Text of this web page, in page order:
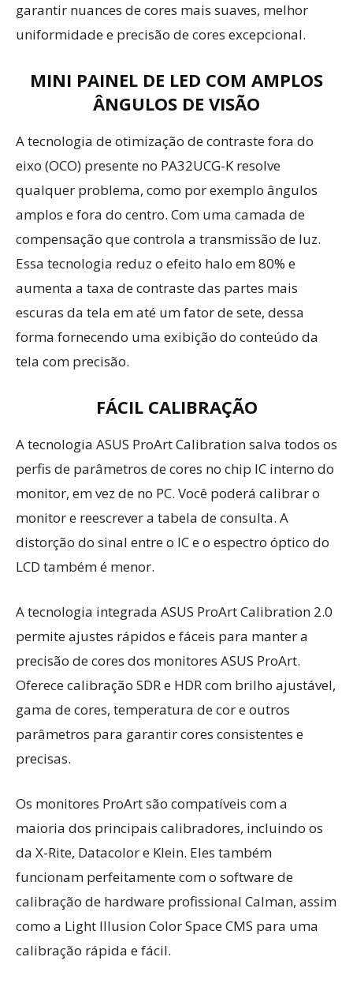
garantir nuances de cores mais suaves, melhor
uniformidade e precisão de cores excepcional.
MINI PAINEL DE LED COM AMPLOS
ÂNGULOS DE VISÃO
A tecnologia de otimização de contraste fora do
eixo (OCO) presente no PA32UCG-K resolve
qualquer problema, como por exemplo ângulos
amplos e fora do centro. Com uma camada de
compensação que controla a transmissão de luz.
Essa tecnologia reduz o efeito halo em 80% e
aumenta a taxa de contraste das partes mais
escuras da tela em até um fator de sete, dessa
forma fornecendo uma exibição do conteúdo da
tela com precisão.
FÁCIL CALIBRAÇÃO
A tecnologia ASUS ProArt Calibration salva todos os
perfis de parâmetros de cores no chip IC interno do
monitor, em vez de no PC. Você poderá calibrar o
monitor e reescrever a tabela de consulta. A
distorção do sinal entre o IC e o espectro óptico do
LCD também é menor.
A tecnologia integrada ASUS ProArt Calibration 2.0
permite ajustes rápidos e fáceis para manter a
precisão de cores dos monitores ASUS ProArt.
Oferece calibração SDR e HDR com brilho ajustável,
gama de cores, temperatura de cor e outros
parâmetros para garantir cores consistentes e
precisas.
Os monitores ProArt são compatíveis com a
maioria dos principais calibradores, incluindo os
da X-Rite, Datacolor e Klein. Eles também
funcionam perfeitamente com o software de
calibração de hardware profissional Calman, assim
como a Light Illusion Color Space CMS para uma
calibração rápida e fácil.